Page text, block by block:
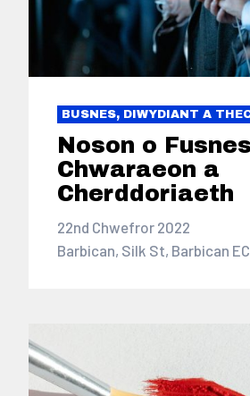
BUSNES, DIWYDIANT A
Noson o
Chwaraeon a
Cherddoriaeth
22nd Chwefror 2022
Barbican, Silk St, Barbican